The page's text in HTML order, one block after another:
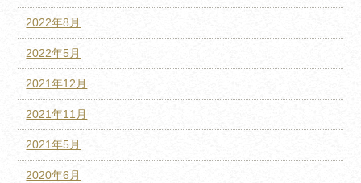
2022年8月
2022年5月
2021年12月
2021年11月
2021年5月
2020年6月